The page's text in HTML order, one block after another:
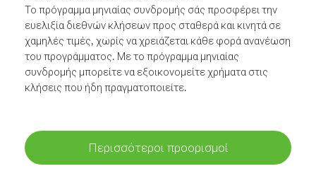
Το πρόγραμμα μηνιαίας συνδρομής σάς προσφέρει την
ευελιξία διεθνών κλήσεων προς σταθερά και κινητά σε
χαμηλές τιμές, χωρίς να χρειάζεται κάθε φορά ανανέωση
του προγράμματος. Με το πρόγραμμα μηνιαίας
συνδρομής μπορείτε να εξοικονομείτε χρήματα στις
κλήσεις που ήδη πραγματοποιείτε.
Περισσότεροι προορισμοί